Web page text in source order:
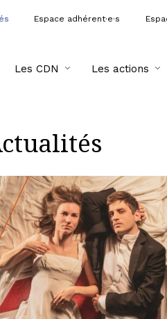
Espace adhérent·e·s
Les CDN Les actions